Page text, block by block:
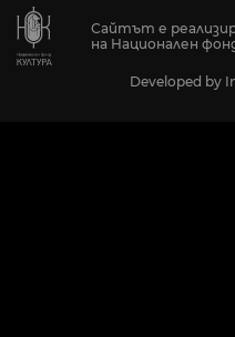
Сайтът е
на Национален
Developed by